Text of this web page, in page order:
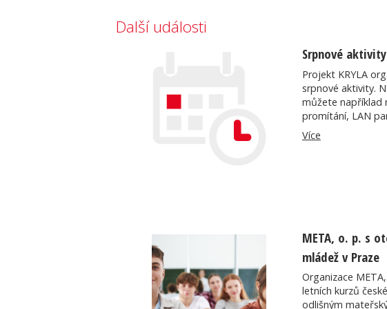
Další události
Srpnové
Projekt KRYLA
srpnové aktivity.
můžete například
promítání, LAN
Více
META, o. p. s
mládež v Praze
Organizace
letních kurzů
odlišným